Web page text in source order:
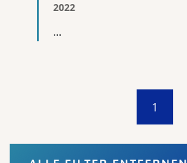
2022
...
1